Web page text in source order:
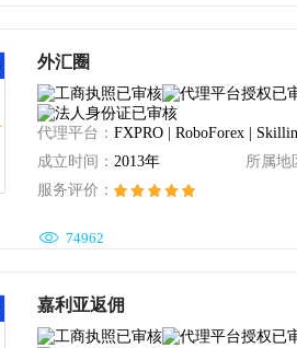
外汇圈
代理平台： FXPRO | RoboForex |
成立时间： 2013年 所属地
服务评价：
 74962
嘉利亚返佣